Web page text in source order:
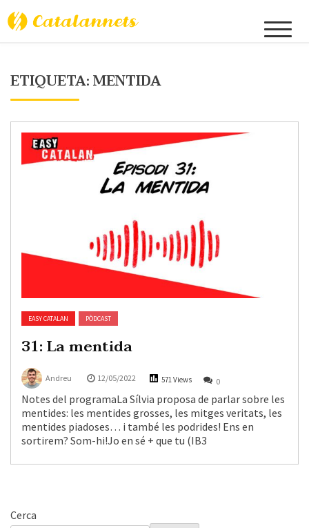
Skip
to
ETIQUETA:MENTIDA
EASY CATALAN PÒDCAST
31: La mentida
Andreu 12/05/2022 571 Views 0
Notes del programaLa Sílvia proposa de parlar sobre les
mentides: les mentides grosses, les mitges veritats, les
mentides piadoses… i també les podrides! Ens en
sortirem? Som-hi!Jo en sé + que tu (IB3
Cerca